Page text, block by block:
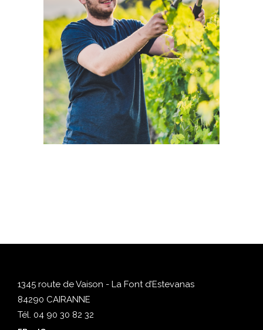
1345 route de Vaison - La Font d’Estevanas
84290 CAIRANNE
Tél. 04 90 30 82 32